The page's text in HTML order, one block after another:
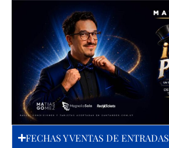
FECHAS Y VENTAS DE ENTRADAS